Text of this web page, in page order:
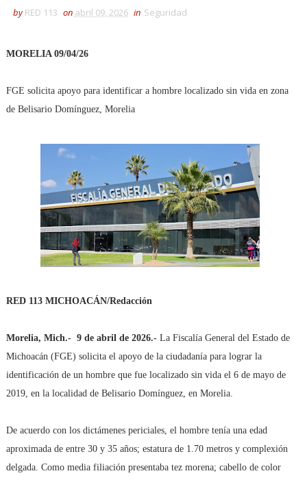
by RED 113 on abril 09, 2026 in Seguridad
MORELIA 09/04/26
FGE solicita apoyo para identificar a hombre localizado sin vida en zona
de Belisario Domínguez, Morelia
RED 113 MICHOACÁN/Redacción
Morelia, Mich.- 9 de abril de 2026.-La Fiscalía General del Estado de
Michoacán (FGE) solicita el apoyo de la ciudadanía para lograr la
identificación de un hombre que fue localizado sin vida el 6 de mayo de
2019, en la localidad de Belisario Domínguez, en Morelia.
De acuerdo con los dictámenes periciales, el hombre tenía una edad
aproximada de entre 30 y 35 años; estatura de 1.70 metros y complexión
delgada. Como media filiación presentaba tez morena; cabello de color